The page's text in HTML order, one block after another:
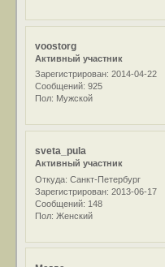
voostorg
Активный участник
Зарегистрирован: 2014-04-22
Сообщений: 925
Пол: Мужской
sveta_pula
Активный участник
Откуда: Санкт-Петербург
Зарегистрирован: 2013-06-17
Сообщений: 148
Пол: Женский